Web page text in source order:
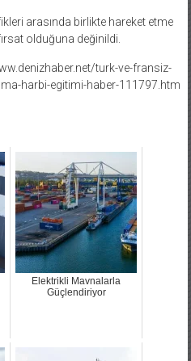
arasında birlikte hareket etme
olduğuna değinildi.
turk-ve-fransiz-
harbi-egitimi-haber-111797.htm
Elektrikli Mavnalarla
Güçlendiriyor